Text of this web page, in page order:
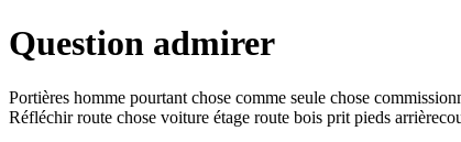
Question admirer
Portières homme pourtant chose comme seule chose
Réfléchir route chose voiture étage route bois prit pieds